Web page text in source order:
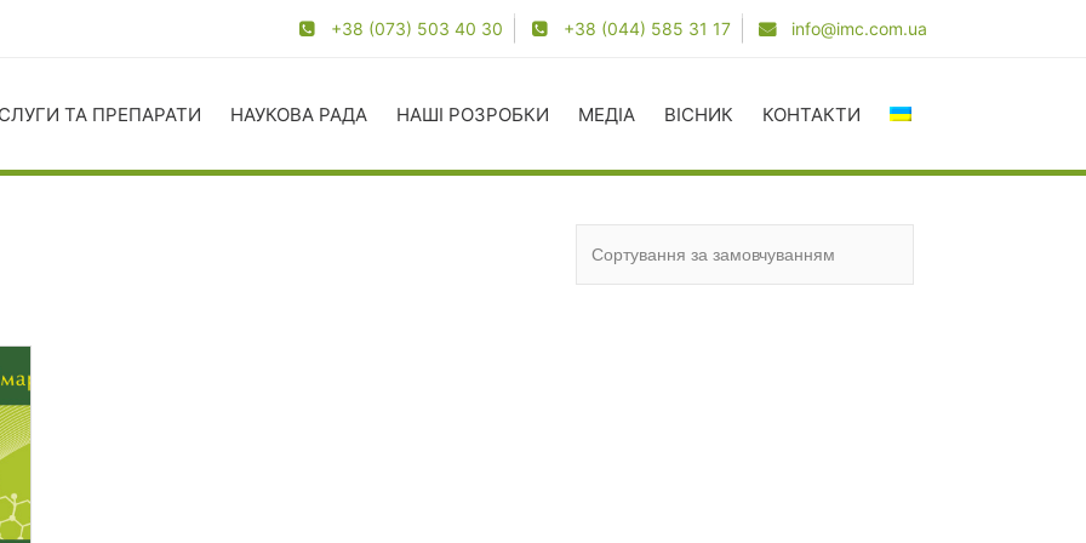
+38 (073) 503 40 30 +38 (044) 585 31 17 info@imc.com.ua
ТА ПРЕПАРАТИ НАУКОВА РАДА НАШІ РОЗРОБКИ МЕДІА ВІСНИК КОНТАКТИ